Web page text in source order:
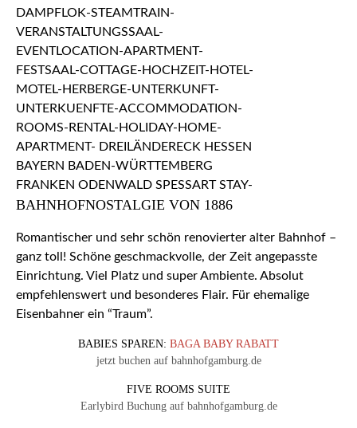
BAHNHOFNOSTALGIE VON 1886
Romantischer und sehr schön renovierter alter Bahnhof –
ganz toll! Schöne geschmackvolle, der Zeit angepasste
Einrichtung. Viel Platz und super Ambiente. Absolut
empfehlenswert und besonderes Flair. Für ehemalige
Eisenbahner ein “Traum”.
BABIES SPAREN: BAGA BABY RABATT
jetzt buchen auf bahnhofgamburg.de
FIVE ROOMS SUITE
Earlybird Buchung auf bahnhofgamburg.de